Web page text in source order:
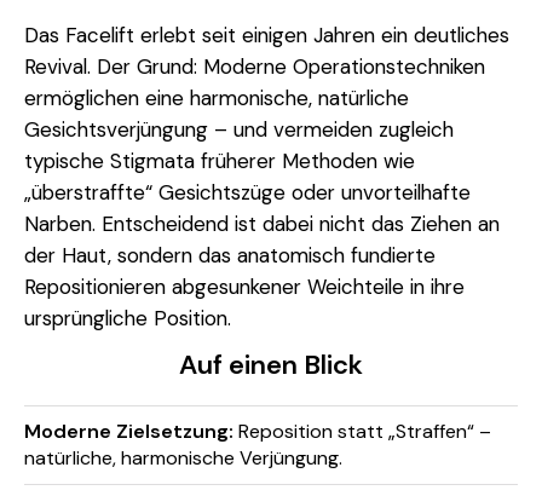
Das Facelift erlebt seit einigen Jahren ein deutliches
Revival. Der Grund: Moderne Operationstechniken
ermöglichen eine harmonische, natürliche
Gesichtsverjüngung – und vermeiden zugleich
typische Stigmata früherer Methoden wie
„überstraffte“ Gesichtszüge oder unvorteilhafte
Narben. Entscheidend ist dabei nicht das Ziehen an
der Haut, sondern das anatomisch fundierte
Repositionieren abgesunkener Weichteile in ihre
ursprüngliche Position.
Auf einen Blick
Moderne Zielsetzung: Reposition statt „Straffen“ –
natürliche, harmonische Verjüngung.